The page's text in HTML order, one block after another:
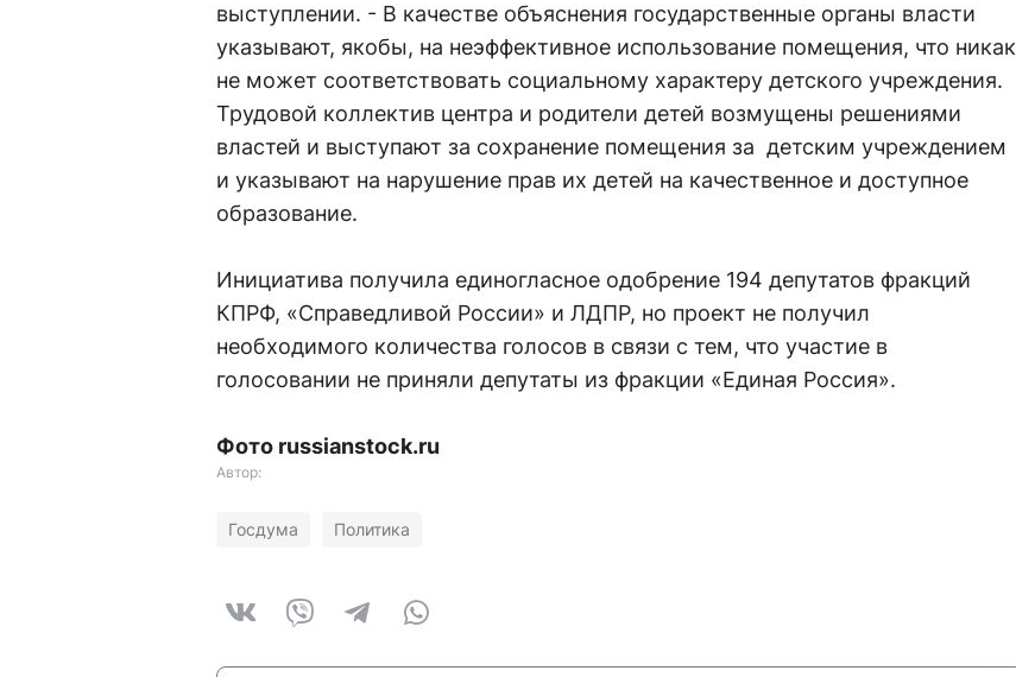
выступлении. - В качестве объяснения государственные органы власти
указывают, якобы, на неэффективное использование помещения, что никак
не может соответствовать социальному характеру детского учреждения.
Трудовой коллектив центра и родители детей возмущены решениями
властей и выступают за сохранение помещения за детским учреждением
и указывают на нарушение прав их детей на качественное и доступное
образование.
Инициатива получила единогласное одобрение 194 депутатов фракций
КПРФ, «Справедливой России» и ЛДПР, но проект не получил
необходимого количества голосов в связи с тем, что участие в
голосовании не приняли депутаты из фракции «Единая Россия».
Фото russianstock.ru
Автор:
Госдума Политика